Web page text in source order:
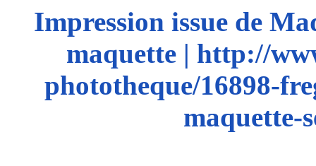
Impression issue de
maquette | http://
phototheque/16898-
maquette-